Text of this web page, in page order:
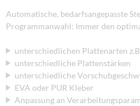
Automatische, bedarfsangepasste
Programmanwahl: Immer den
unterschiedlichen Plattenarten
unterschiedliche Plattenstärken
unterschiedliche
EVA oder PUR Kleber
Anpassung an